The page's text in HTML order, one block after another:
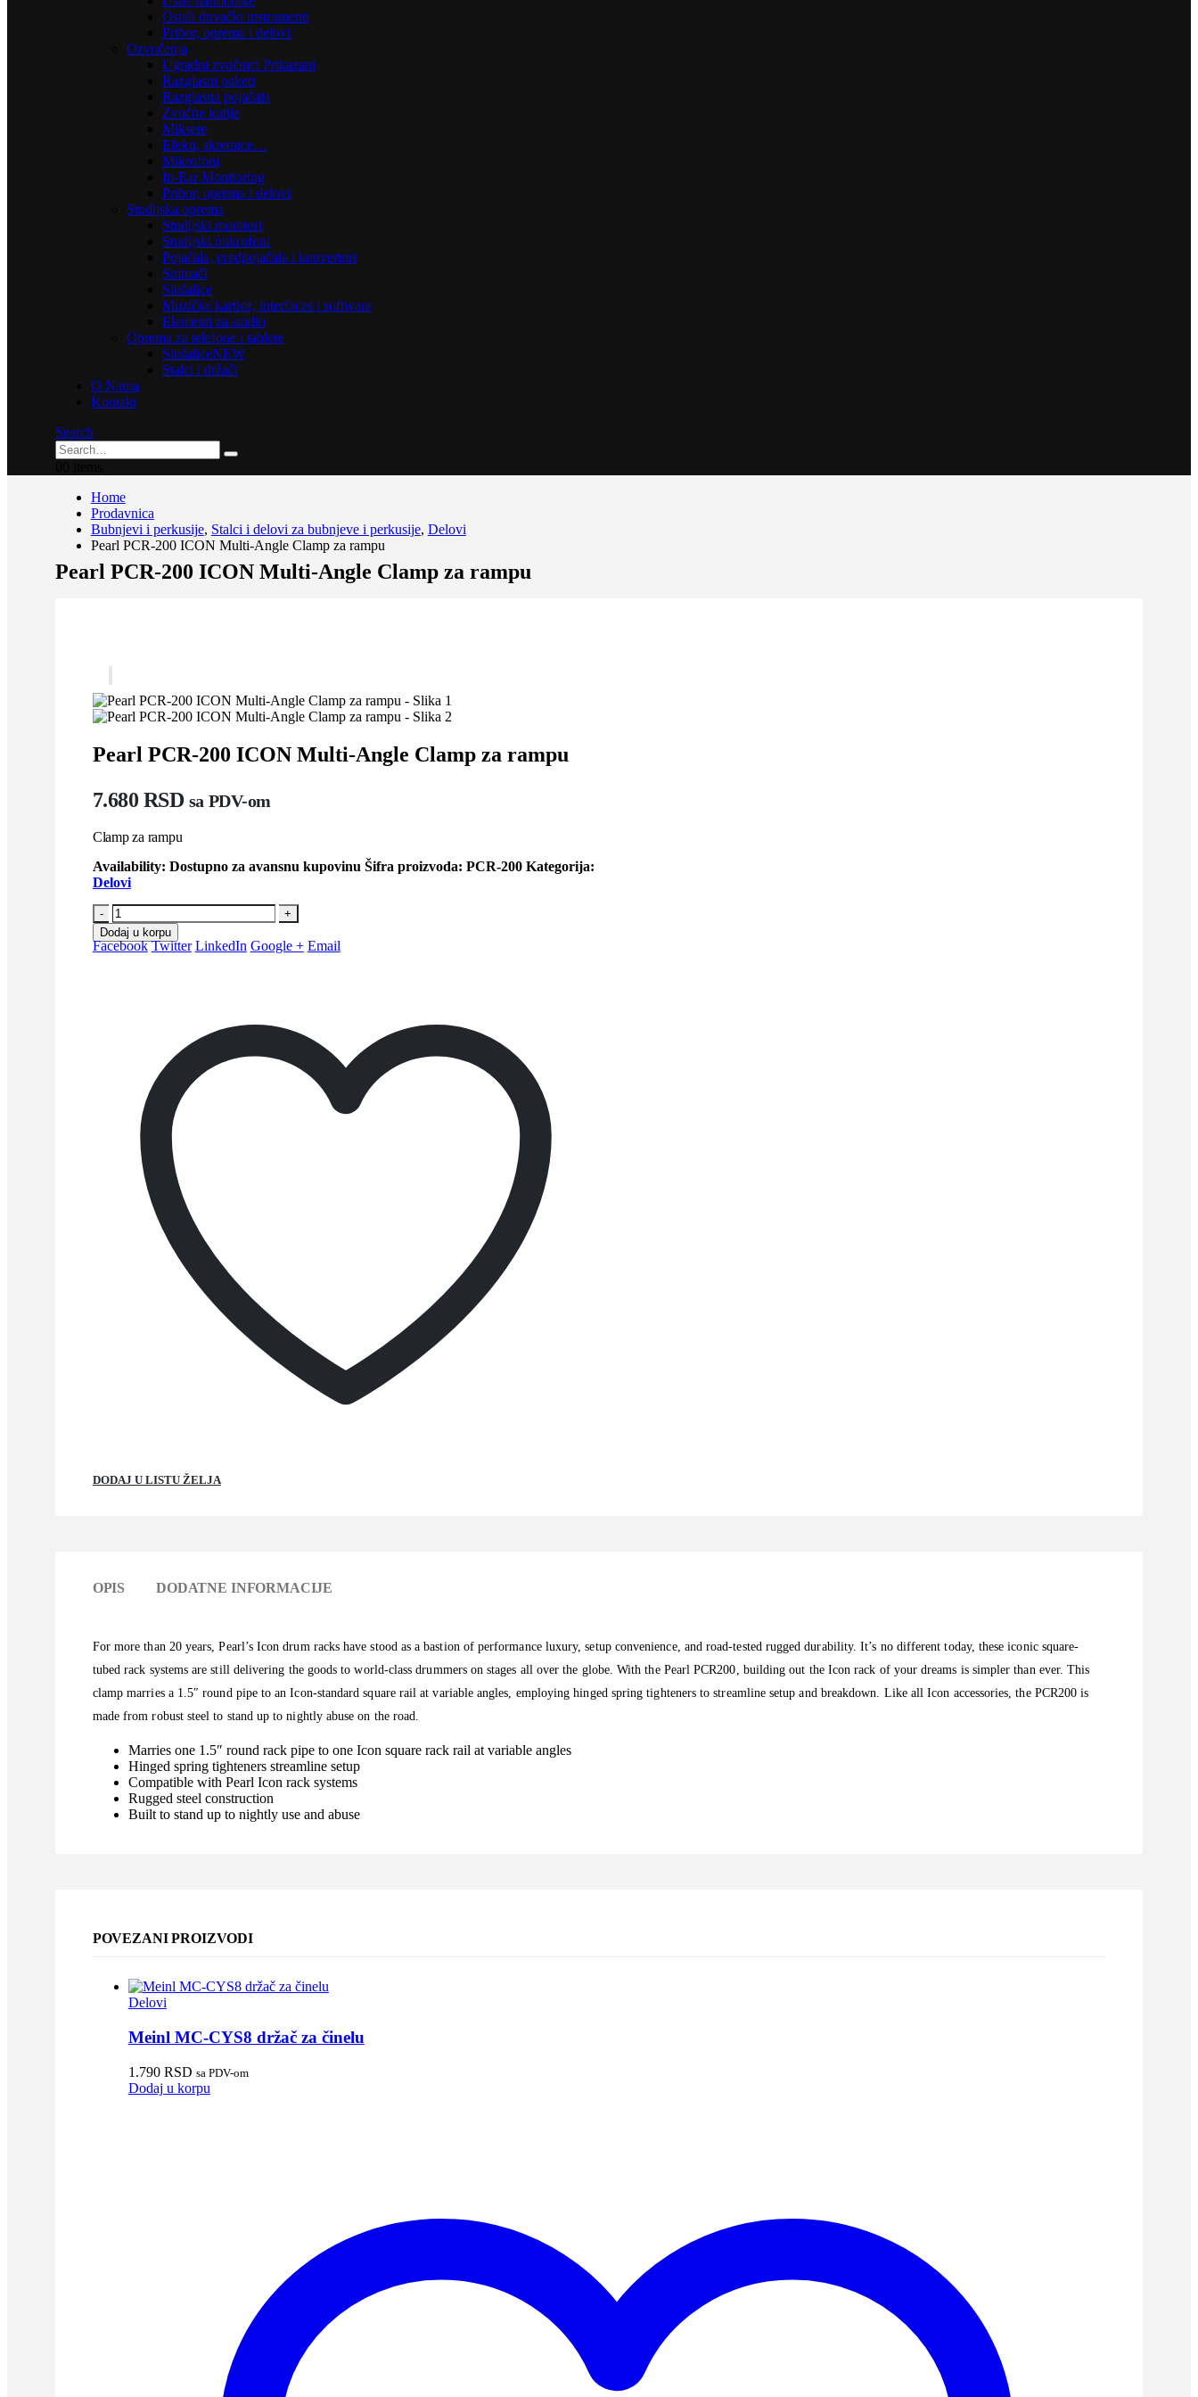
Ostali duvački instrumenti
Pribor, oprema i delovi
Ozvučenja
Ugradni zvučnici Prikazani
Razglasni paketi
Razglasna pojačala
Zvučne kutije
Miksete
Efekti, skretnice…
Mikrofoni
In-Ear Monitoring
Pribor, oprema i delovi
Studijska oprema
Studijski monitori
Studijski mikrofoni
Pojačala, predpojačala i konvertori
Snimači
Slušalice
Muzičke kartice, interfaces i software
Elementi za studio
Oprema za telefone i tablete
SlušaliceNEW
Stalci i držači
O Nama
Kontakt
Search
Home
Prodavnica
Bubnjevi i perkusije, Stalci i delovi za bubnjeve i perkusije, Delovi
Pearl PCR-200 ICON Multi-Angle Clamp za rampu
Pearl PCR-200 ICON Multi-Angle Clamp za rampu
Pearl PCR-200 ICON Multi-Angle Clamp za rampu
7.680 RSD sa PDV-om
Clamp za rampu
Availability: Dostupno za avansnu kupovinu Šifra proizvoda: PCR-200 Kategorija:
Delovi
-
+
Dodaj u korpu
Facebook Twitter LinkedIn Google + Email
DODAJ U LISTU ŽELJA
OPIS DODATNE INFORMACIJE
For more than 20 years, Pearl’s Icon drum racks have stood as a bastion of performance luxury, setup convenience, and road-tested rugged durability. It’s no different today, these iconic square-
tubed rack systems are still delivering the goods to world-class drummers on stages all over the globe. With the Pearl PCR200, building out the Icon rack of your dreams is simpler than ever. This
clamp marries a 1.5″ round pipe to an Icon-standard square rail at variable angles, employing hinged spring tighteners to streamline setup and breakdown. Like all Icon accessories, the PCR200 is
made from robust steel to stand up to nightly abuse on the road.
Marries one 1.5″ round rack pipe to one Icon square rack rail at variable angles
Hinged spring tighteners streamline setup
Compatible with Pearl Icon rack systems
Rugged steel construction
Built to stand up to nightly use and abuse
POVEZANI PROIZVODI
Delovi
Meinl MC-CYS8 držač za činelu
1.790 RSD sa PDV-om
Dodaj u korpu